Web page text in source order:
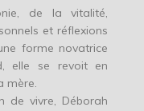
de la vitalité,
et réflexions
forme novatrice
elle se revoit en
mère.
de vivre, Déborah